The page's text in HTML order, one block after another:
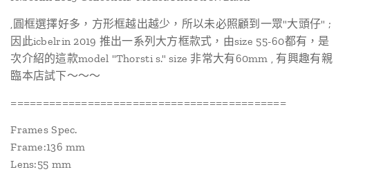
,圓框選擇好多，方形框越出越少，所以未必照顧到一眾"大頭仔" ;
因此icbelrin 2019 推出一系列大方框款式，由size 55-60都有，是
次介紹的這款model "Thorsti s." size 非常大有60mm , 有興趣有親
臨本店試下～～～
===========================================
Frames Spec.
Frame:136 mm
Lens:55 mm